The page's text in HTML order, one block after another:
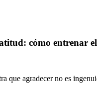
cómo entrenar
que agradecer no es